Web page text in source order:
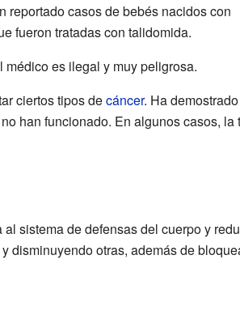
reportado casos de bebés nacidos con
fueron tratadas con talidomida.
es ilegal y muy peligrosa.
ciertos tipos decáncer. Ha
han funcionado. En algunos casos, la
sistema de defensas del cuerpo y
disminuyendo otras, además de